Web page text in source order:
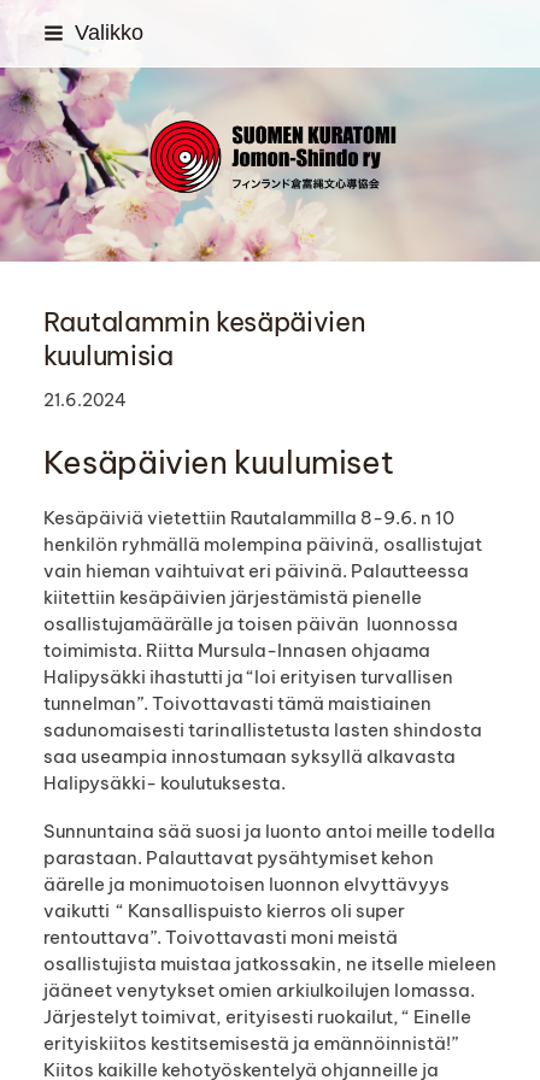
Siirry
sisältöön
Valikko
SUOMEN KURATOMI
Rautalammin kesäpäivien
kuulumisia
21.6.2024
Kesäpäivien kuulumiset
Kesäpäiviä vietettiin Rautalammilla 8-9.6. n 10
henkilön ryhmällä molempina päivinä, osallistujat
vain hieman vaihtuivat eri päivinä. Palautteessa
kiitettiin kesäpäivien järjestämistä pienelle
osallistujamäärälle ja toisen päivän luonnossa
toimimista. Riitta Mursula-Innasen ohjaama
Halipysäkki ihastutti ja “loi erityisen turvallisen
tunnelman”. Toivottavasti tämä maistiainen
sadunomaisesti tarinallistetusta lasten shindosta
saa useampia innostumaan syksyllä alkavasta
Halipysäkki- koulutuksesta.
Sunnuntaina sää suosi ja luonto antoi meille todella
parastaan. Palauttavat pysähtymiset kehon
äärelle ja monimuotoisen luonnon elvyttävyys
vaikutti “ Kansallispuisto kierros oli super
rentouttava”. Toivottavasti moni meistä
osallistujista muistaa jatkossakin, ne itselle mieleen
jääneet venytykset omien arkiulkoilujen lomassa.
Järjestelyt toimivat, erityisesti ruokailut, “ Einelle
erityiskiitos kestitsemisestä ja emännöinnistä!”
Kiitos kaikille kehotyöskentelyä ohjanneille ja